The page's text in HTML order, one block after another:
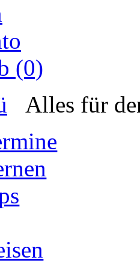
(0)
Alles für